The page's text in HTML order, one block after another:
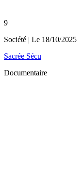
9
Société | Le 18/10/2025
Sacrée Sécu
Documentaire